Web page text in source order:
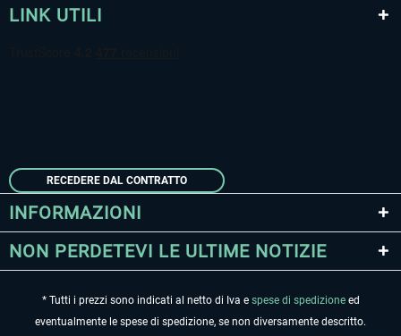
LINK UTILI
RECEDERE DAL CONTRATTO
INFORMAZIONI
NON PERDETEVI LE ULTIME NOTIZIE
* Tutti i prezzi sono indicati al netto di Iva e spese di spedizioneed
eventualmente le spese di spedizione, se non diversamente descritto.